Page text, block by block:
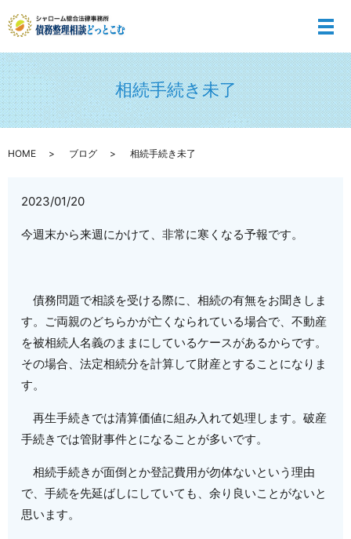
メ
相続手続き未了
HOME ブログ 相続手続き未了
2023/01/20
今週末から来週にかけて、非常に寒くなる予報です。
債務問題で相談を受ける際に、相続の有無をお聞きしま
す。ご両親のどちらかが亡くなられている場合で、不動産
を被相続人名義のままにしているケースがあるからです。
その場合、法定相続分を計算して財産とすることになりま
す。
再生手続きでは清算価値に組み入れて処理します。破産
手続きでは管財事件とになることが多いです。
相続手続きが面倒とか登記費用が勿体ないという理由
で、手続を先延ばしにしていても、余り良いことがないと
思います。